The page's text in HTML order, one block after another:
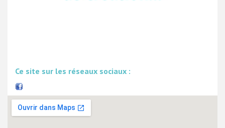
Ce site sur les réseaux sociaux :